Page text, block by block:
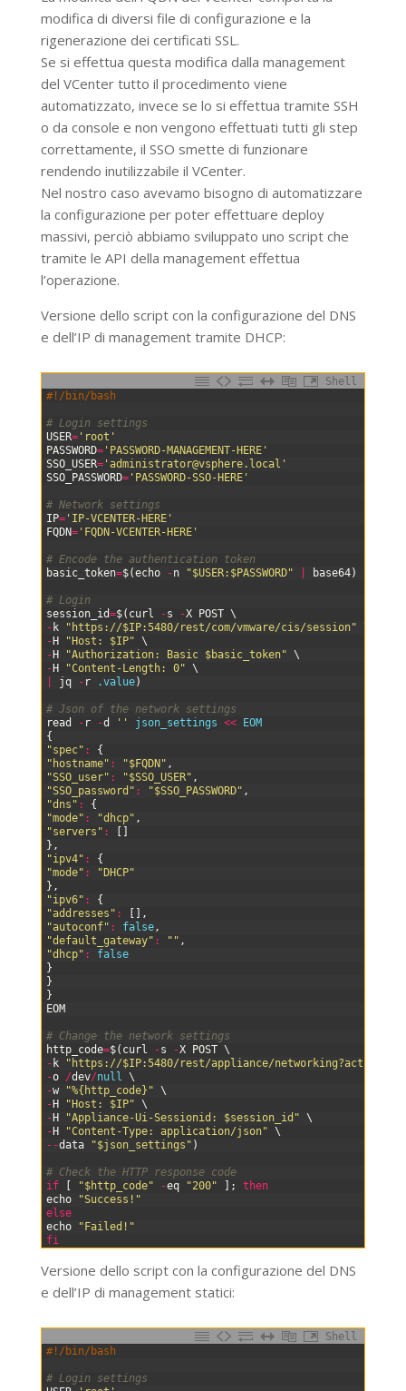
modifica di diversi file di configurazione e la
rigenerazione dei certificati SSL.
Se si effettua questa modifica dalla management
del VCenter tutto il procedimento viene
automatizzato, invece se lo si effettua tramite SSH
o da console e non vengono effettuati tutti gli step
correttamente, il SSO smette di funzionare
rendendo inutilizzabile il VCenter.
Nel nostro caso avevamo bisogno di automatizzare
la configurazione per poter effettuare deploy
massivi, perciò abbiamo sviluppato uno script che
tramite le API della management effettua
l’operazione.
Versione dello script con la configurazione del DNS
e dell’IP di management tramite DHCP:
Shell
#!/bin/bash
# Login settings
USER='root'
PASSWORD='PASSWORD-MANAGEMENT-HERE'
SSO_USER=' administrator@vsphere.local '
SSO_PASSWORD='PASSWORD-SSO-HERE'
# Network settings
IP='IP-VCENTER-HERE'
FQDN='FQDN-VCENTER-HERE'
# Encode the authentication token
basic_token=$(echo -n "$USER:$PASSWORD" base64)
# Login
session_id=$( curl -s -X POST \
- k "https://$IP:5480/rest/com/vmware/cis/session" \
- H "Host: $IP" \
- H "Authorization: Basic $basic_token" \
- H "Content-Length: 0" \
jq - r .value)
# Json of the network settings
read
- r -d '' json_settings <<
EOM
{
"spec" :
{
"hostname" : "$FQDN" ,
"SSO_user" : "$SSO_USER" ,
"SSO_password" : "$SSO_PASSWORD" ,
"dns" :
{
"mode" : "dhcp" ,
"servers" :
} ,
"ipv4" :
{
"mode" :
"DHCP"
} ,
"ipv6" :
{
"addresses" :
,
"autoconf" : false,
"default_gateway" : "" ,
"dhcp" :
false
}
}
}
EOM
# Change the network settings
http_code=$( curl -s -X POST \
- k
"https://$IP:5480/rest/appliance/
-o /dev/null \
-w "%{http_code}" \
- H "Host: $IP" \
- H "Appliance-Ui-Sessionid: $session_id" \
- H "Content-Type: application/json" \
--data "$json_settings" )
# Check the HTTP response code
if
"$http_code" -eq "200" ;
then
echo
"Success!"
else
echo
"Failed!"
fi
Versione dello script con la configurazione del DNS
e dell’IP di management statici:
Shell
#!/bin/bash
# Login settings